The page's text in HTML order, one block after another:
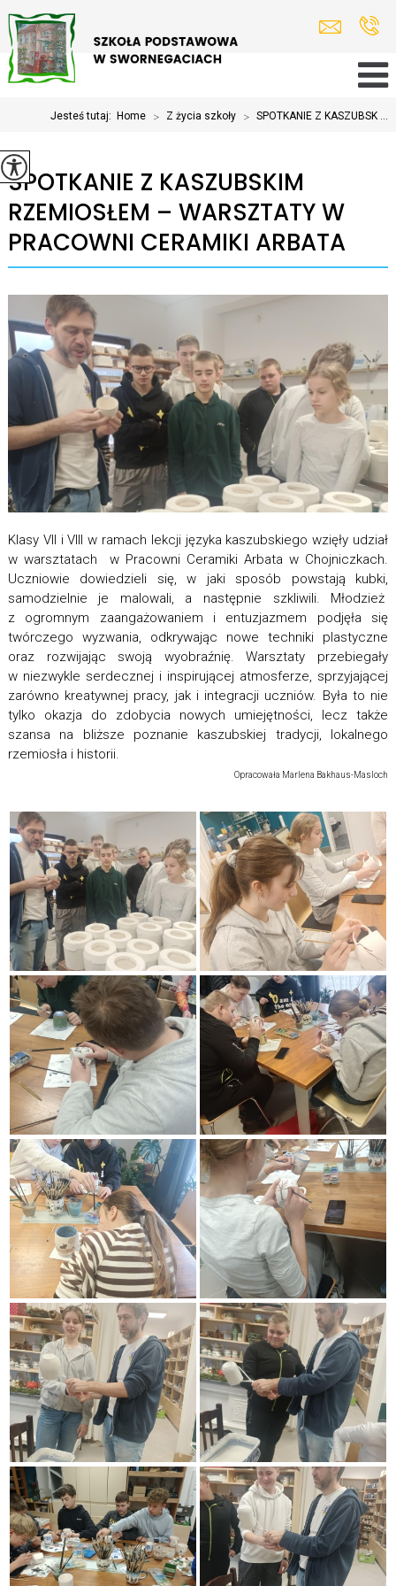
Jesteś tutaj: Home > Z życia szkoły > SPOTKANIE Z KASZUBSK ...
SPOTKANIE Z KASZUBSKIM
RZEMIOSŁEM – WARSZTATY W
PRACOWNI CERAMIKI ARBATA
Klasy VII i VIII w ramach lekcji języka kaszubskiego wzięły udział
w warsztatach w Pracowni Ceramiki Arbata w Chojniczkach.
Uczniowie dowiedzieli się, w jaki sposób powstają kubki,
samodzielnie je malowali, a następnie szkliwili. Młodzież
z ogromnym zaangażowaniem i entuzjazmem podjęła się
twórczego wyzwania, odkrywając nowe techniki plastyczne
oraz rozwijając swoją wyobraźnię. Warsztaty przebiegały
w niezwykle serdecznej i inspirującej atmosferze, sprzyjającej
zarówno kreatywnej pracy, jak i integracji uczniów. Była to nie
tylko okazja do zdobycia nowych umiejętności, lecz także
szansa na bliższe poznanie kaszubskiej tradycji, lokalnego
rzemiosła i historii.
Opracowała Marlena Bakhaus-Masloch